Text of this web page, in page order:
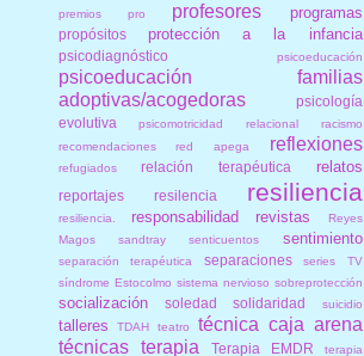
premios
pro profesores programas
propósitos protección a la infancia
psicodiagnóstico psicoeducación
psicoeducación familias
adoptivas/acogedoras
psicología
evolutiva
psicomotricidad relacional
racismo
recomendaciones
red apega reflexiones
refugiados relación terapéutica relatos
reportajes resilencia resiliencia
resiliencia. responsabilidad revistas
Reyes
Magos
sandtray senticuentos sentimiento
separación terapéutica separaciones
series TV
síndrome Estocolmo sistema nervioso sobreprotección
socialización soledad solidaridad suicidio
talleres TDAH teatro
técnica caja arena
técnicas
terapia Terapia EMDR terapia